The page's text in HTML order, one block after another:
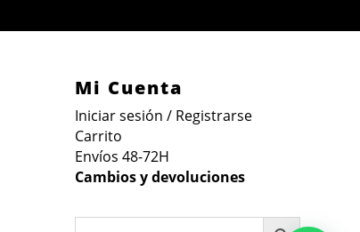
Mi Cuenta
Iniciar sesión / Registrarse
Carrito
Envíos 48-72H
Cambios y devoluciones